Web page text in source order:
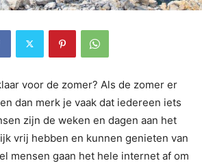
voor de zomer? Als de zomer er
dan merk je vaak dat iedereen iets
zijn de weken en dagen aan het
vrij hebben en kunnen genieten van
mensen gaan het hele internet af om